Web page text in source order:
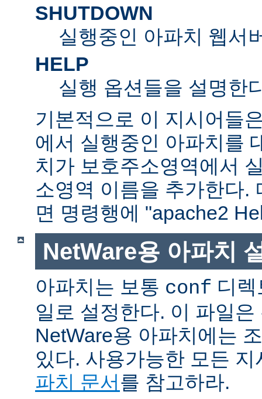
SHUTDOWN
실행중인 아파치 웹서
HELP
실행 옵션들을 설명한
기본적으로 이 지시어들
에서 실행중인 아파치를
치가 보호주소영역에서
소영역 이름을 추가한다.
면 명령행에 "apache2
NetWare용 아파치
아파치는 보통 conf 디
일로 설정한다. 이 파일
NetWare용 아파치에는
있다. 사용가능한 모든
파치 문서를 참고하라.